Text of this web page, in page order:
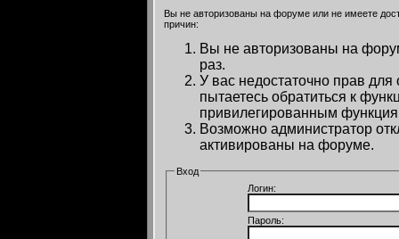
Вы не авторизованы на форуме или не имеете
причин:
Вы не авторизованы на
раз.
У вас недостаточно прав
пытаетесь обратиться к
привилегированным
Возможно администратор
активированы на форуме.
Вход
Логин:
Пароль: